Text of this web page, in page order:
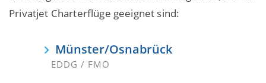
Privatjet Charterflüge geeignet sind:
Münster/Osnabrück
EDDG / FMO